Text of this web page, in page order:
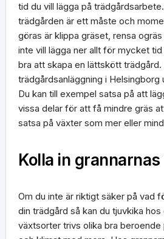
tid du vill lägga på
trädgården är ett måste och
göras är klippa gräset, rensa
inte vill lägga ner allt för mycket
bra att skapa en lättskött trädgård.
trädgårdsanläggning i Helsingborg
Du kan till exempel satsa på att
vissa delar för att få mindre gräs
satsa på växter som mer eller
Kolla in
Om du inte är riktigt säker på vad
din trädgård så kan du tjuvkika hos
växtsorter trivs olika bra